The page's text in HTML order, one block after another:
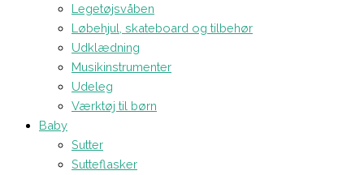
Legetøjsvåben
Løbehjul, skateboard og tilbehør
Udklædning
Musikinstrumenter
Udeleg
Værktøj til børn
Baby
Sutter
Sutteflasker